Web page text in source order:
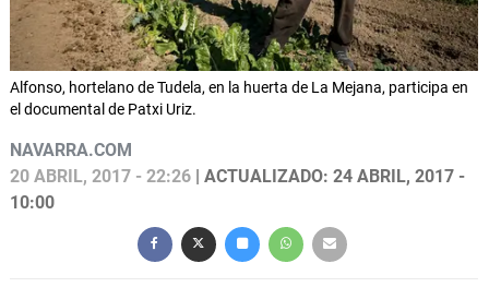
Alfonso, hortelano de Tudela, en la huerta de La Mejana, participa en
el documental de Patxi Uriz.
NAVARRA.COM
20 ABRIL, 2017 - 22:26 | ACTUALIZADO: 24 ABRIL, 2017 -
10:00